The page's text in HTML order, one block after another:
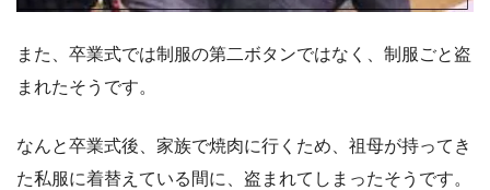
また、卒業式では制服の第二ボタンではなく、制服ごと盗
まれたそうです。
なんと卒業式後、家族で焼肉に行くため、祖母が持ってき
た私服に着替えている間に、盗まれてしまったそうです。